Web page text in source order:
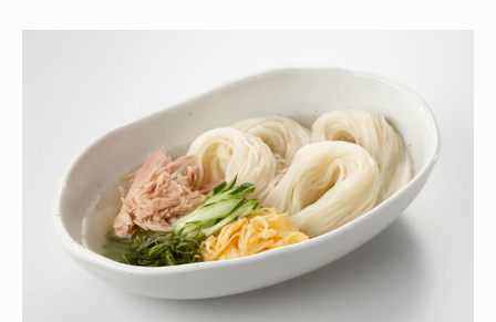
健康ミネラルむぎ茶
TULLY'S COFFEE
1日分の野菜
お茶を知る・楽しむ
お茶を知る・楽しむ
お茶を楽しむ
お茶のいれ方
動画ギャラリー
体験・イベント
見学・体験
工場見学
店舗・通販
店舗・通販
伊藤園の店舗トップ
お客様相談室